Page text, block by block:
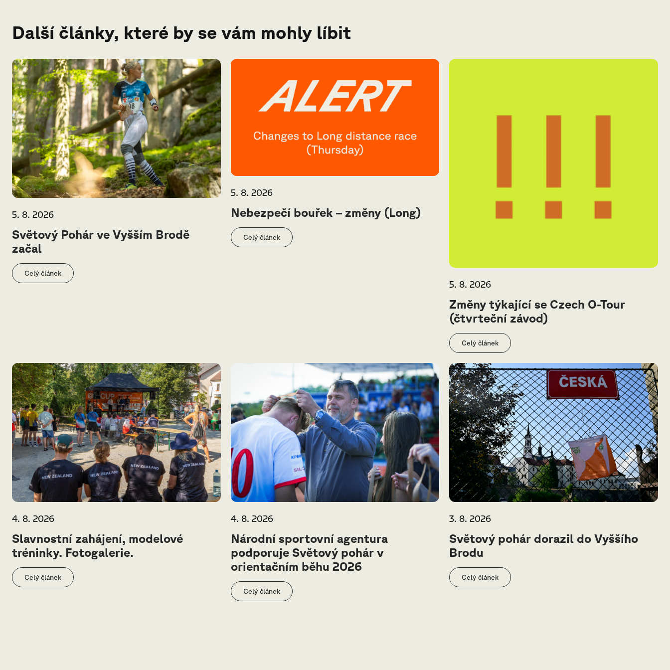
Další články, které by se vám mohly líbit
5. 8. 2026
Světový Pohár ve Vyšším Brodě
začal
Celý článek
5. 8. 2026
Nebezpečí bouřek – změny (Long)
Celý článek
5. 8. 2026
Změny týkající se Czech O-Tour
(čtvrteční závod)
Celý článek
4. 8. 2026
Slavnostní zahájení, modelové
tréninky. Fotogalerie.
Celý článek
4. 8. 2026
Národní sportovní agentura
podporuje Světový pohár v
orientačním běhu 2026
Celý článek
3. 8. 2026
Světový pohár dorazil do Vyššího
Brodu
Celý článek